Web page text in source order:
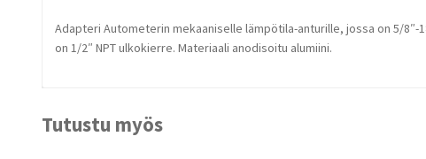
Adapteri Autometerin mekaaniselle lämpötila-anturille, jossa on 5/8″-
on 1/2″ NPT ulkokierre. Materiaali anodisoitu alumiini.
Tutustu myös